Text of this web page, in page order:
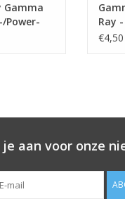
Gamma
Power-
Ray
€4,50
je aan voor onze